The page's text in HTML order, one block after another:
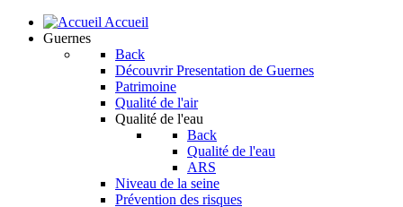
Accueil
Guernes
Back
Découvrir Presentation de Guernes
Patrimoine
Qualité de l'air
Qualité de l'eau
Back
Qualité de l'eau
ARS
Niveau de la seine
Prévention des risques